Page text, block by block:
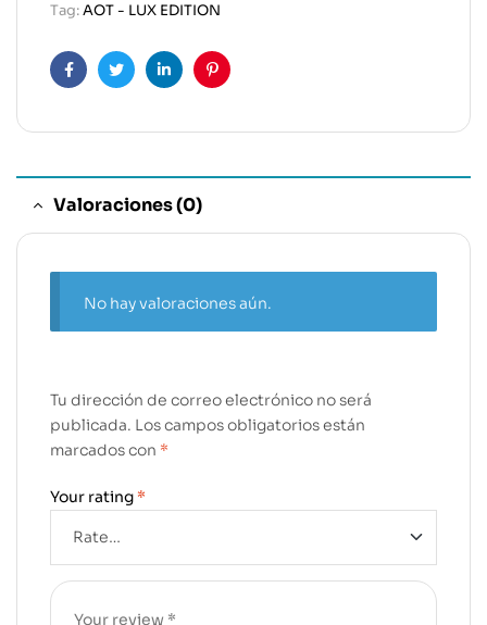
Tag:AOT - LUX EDITION
FacebookTwitterLinkedinPinterest
Valoraciones (0)
No hay valoraciones aún.
Tu dirección de correo electrónico no será
publicada. Los campos obligatorios están
marcados con *
Your rating *